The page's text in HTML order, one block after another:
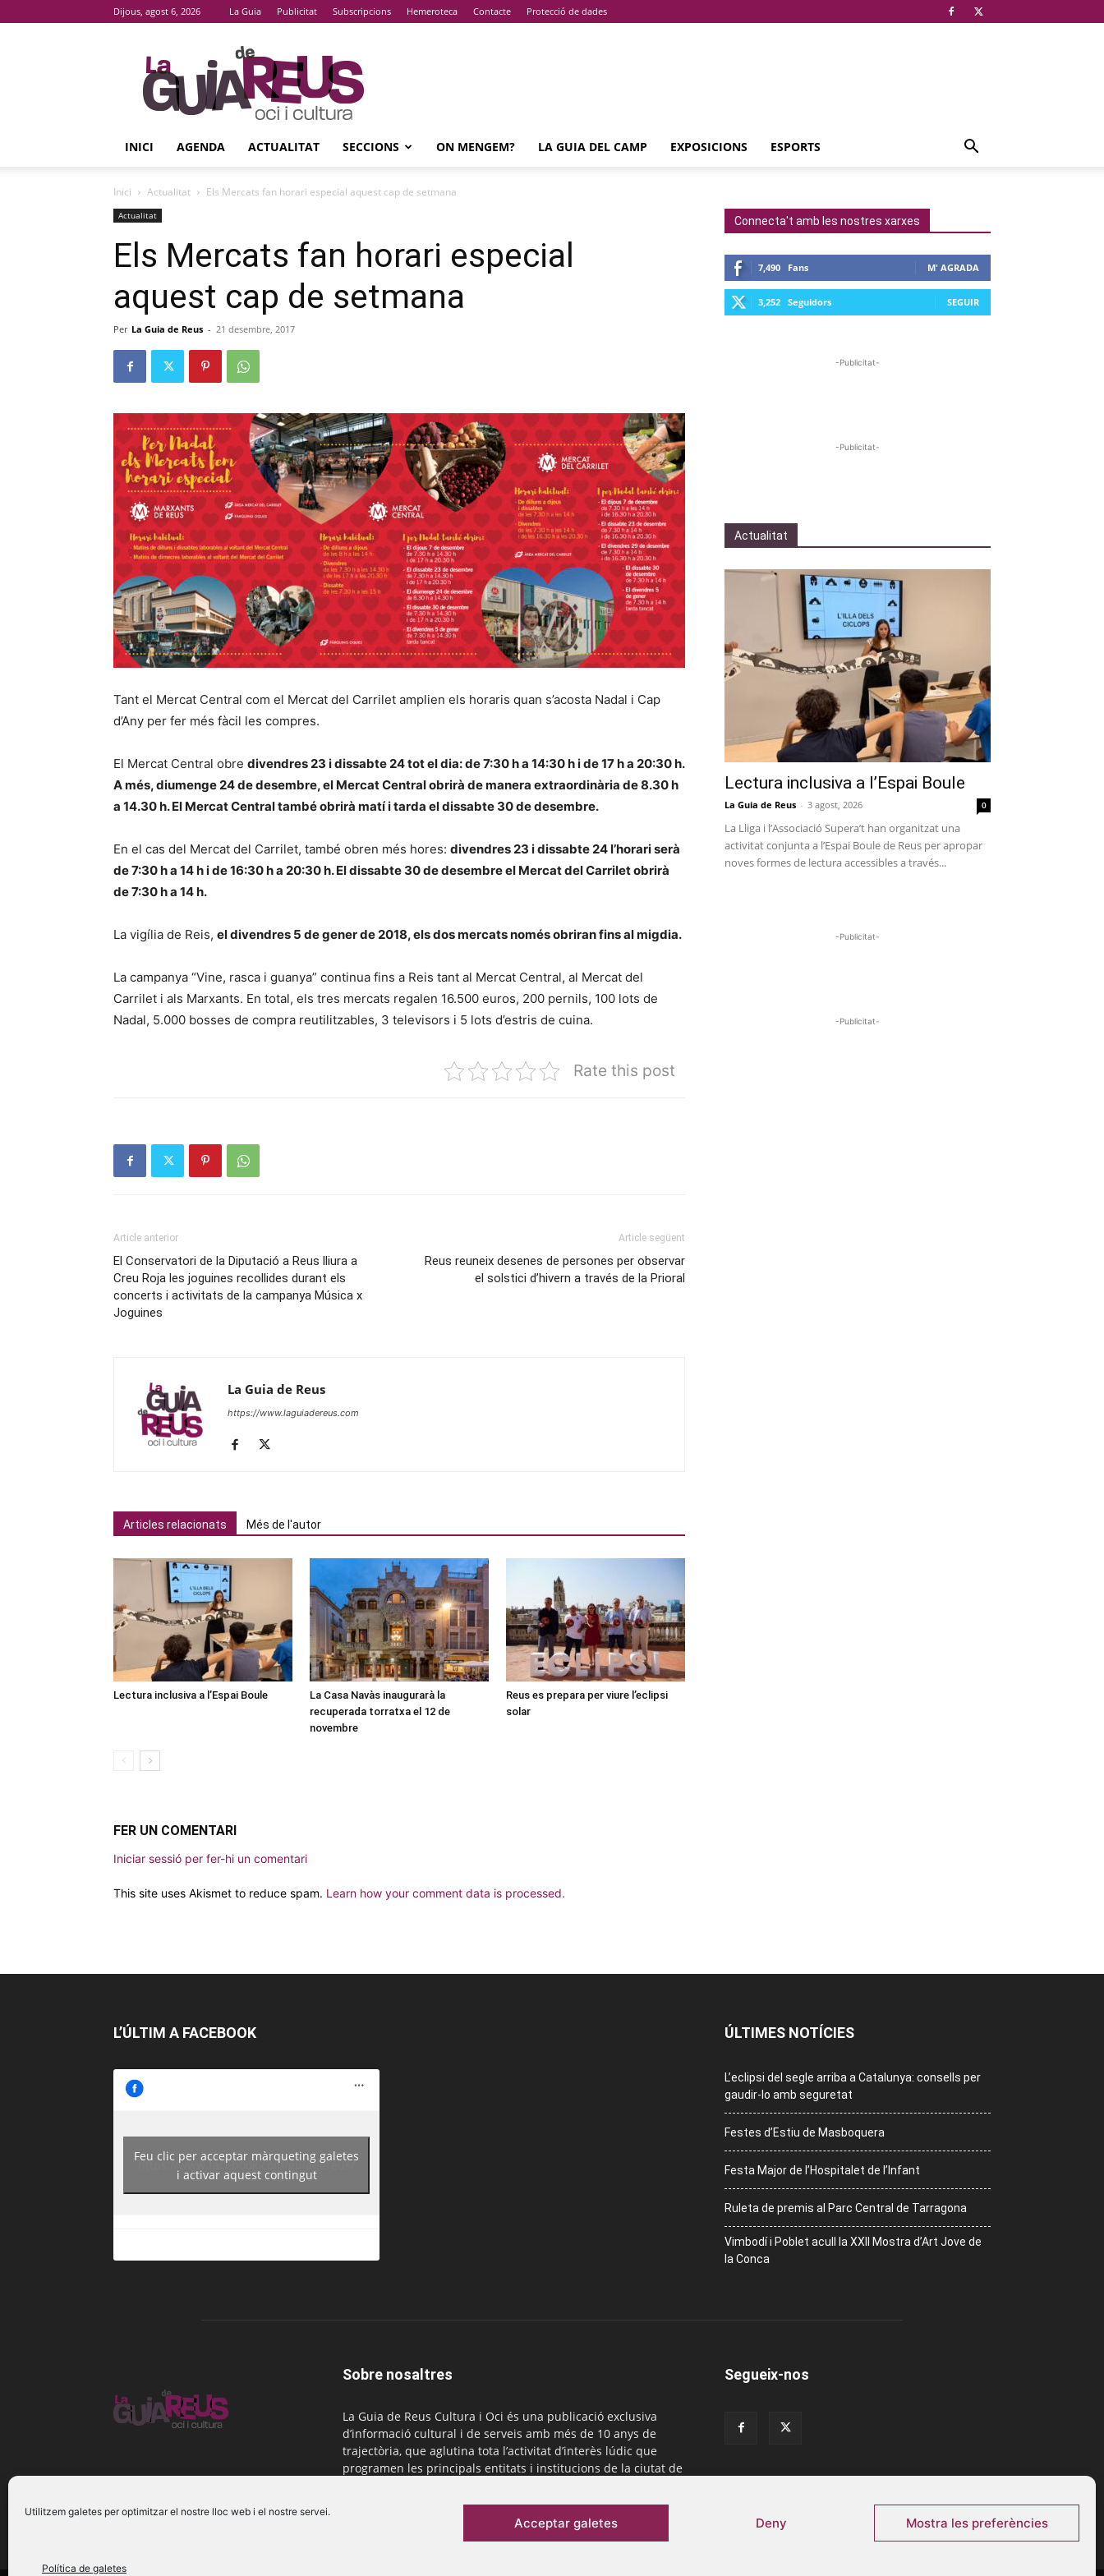
Utilitzem galetes per optimitzar el nostre lloc web i el nostre servei.
Acceptar galetes Deny Mostra les preferències
Política de galetes
Dijous, agost 6, 2026 La Guia Publicitat Subscripcions Hemeroteca Contacte Protecció de dades
La
Guia
De
Reus
INICI AGENDA ACTUALITAT SECCIONS ON MENGEM? LA GUIA DEL CAMP EXPOSICIONS ESPORTS
Inici Actualitat Els Mercats fan horari especial aquest cap de setmana
Actualitat
Els Mercats fan horari especial
aquest cap de setmana
Per La Guia de Reus - 21 desembre, 2017
Tant el Mercat Central com el Mercat del Carrilet amplien els horaris quan s’acosta Nadal i Cap
d’Any per fer més fàcil les compres.
El Mercat Central obre divendres 23 i dissabte 24 tot el dia: de 7:30 h a 14:30 h i de 17 h a 20:30 h.
A més, diumenge 24 de desembre, el Mercat Central obrirà de manera extraordinària de 8.30 h
a 14.30 h. El Mercat Central també obrirà matí i tarda el dissabte 30 de desembre.
En el cas del Mercat del Carrilet, també obren més hores: divendres 23 i dissabte 24 l’horari serà
de 7:30 h a 14 h i de 16:30 h a 20:30 h. El dissabte 30 de desembre el Mercat del Carrilet obrirà
de 7:30 h a 14 h.
La vigília de Reis, el divendres 5 de gener de 2018, els dos mercats només obriran fins al migdia.
La campanya “Vine, rasca i guanya” continua fins a Reis tant al Mercat Central, al Mercat del
Carrilet i als Marxants. En total, els tres mercats regalen 16.500 euros, 200 pernils, 100 lots de
Nadal, 5.000 bosses de compra reutilitzables, 3 televisors i 5 lots d’estris de cuina.
Rate this post
Article anterior
El Conservatori de la Diputació a Reus lliura a
Creu Roja les joguines recollides durant els
concerts i activitats de la campanya Música x
Joguines
Article següent
Reus reuneix desenes de persones per observar
el solstici d’hivern a través de la Prioral
La Guia de Reus
https://www.laguiadereus.com
Articles relacionats Més de l'autor
Lectura inclusiva a l’Espai Boule
La Casa Navàs inaugurarà la
recuperada torratxa el 12 de
novembre
Reus es prepara per viure l’eclipsi
solar
FER UN COMENTARI
Iniciar sessió per fer-hi un comentari
This site uses Akismet to reduce spam. Learn how your comment data is processed.
Connecta't amb les nostres xarxes
7,490 Fans M' AGRADA
3,252 Seguidors SEGUIR
-Publicitat-
-Publicitat-
Actualitat
Lectura inclusiva a l’Espai Boule
La Guia de Reus - 3 agost, 2026 0
La Lliga i l’Associació Supera’t han organitzat una
activitat conjunta a l’Espai Boule de Reus per apropar
noves formes de lectura accessibles a través...
-Publicitat-
-Publicitat-
L’ÚLTIM A FACEBOOK
https://www.facebook.com/guiadereus/
Feu clic per acceptar màrqueting galetes
i activar aquest contingut
ÚLTIMES NOTÍCIES
L’eclipsi del segle arriba a Catalunya: consells per
gaudir-lo amb seguretat
Festes d’Estiu de Masboquera
Festa Major de l’Hospitalet de l’Infant
Ruleta de premis al Parc Central de Tarragona
Vimbodí i Poblet acull la XXII Mostra d’Art Jove de
la Conca
Sobre nosaltres
La Guia de Reus Cultura i Oci és una publicació exclusiva
d’informació cultural i de serveis amb més de 10 anys de
trajectòria, que aglutina tota l’activitat d’interès lúdic que
programen les principals entitats i institucions de la ciutat de
comercial@laguiadereus.com
Segueix-nos